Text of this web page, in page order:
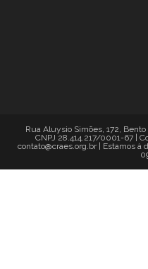
Rua Aluysio Simões, 172,
CNPJ 28.414.217/0001-67 |
contato@craes.org.br | Estamos